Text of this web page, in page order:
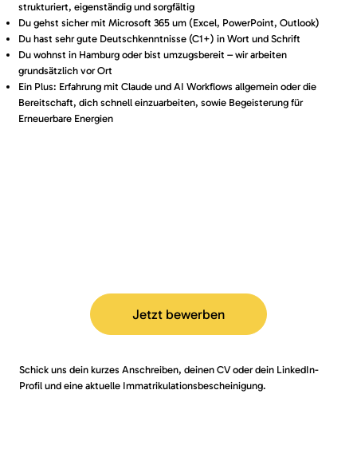
strukturiert, eigenständig und sorgfältig
Du gehst sicher mit Microsoft 365 um (Excel, PowerPoint, Outlook)
Du hast sehr gute Deutschkenntnisse (C1+) in Wort und Schrift
Du wohnst in Hamburg oder bist umzugsbereit – wir arbeiten
grundsätzlich vor Ort
Ein Plus: Erfahrung mit Claude und AI Workflows allgemein oder die
Bereitschaft, dich schnell einzuarbeiten, sowie Begeisterung für
Erneuerbare Energien
Schick uns dein kurzes Anschreiben, deinen CV oder dein LinkedIn-
Profil und eine aktuelle Immatrikulationsbescheinigung.
Jetzt bewerben